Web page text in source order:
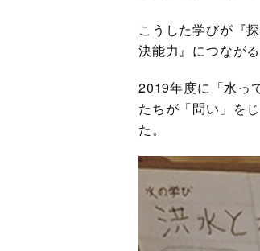
こうした学びが『
決能力』につなが
2019年度に「水っ
たちが「問い」を
た。